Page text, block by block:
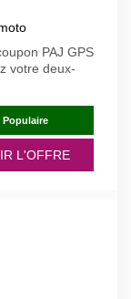
PAJ GPS
votre deux-
Populaire
L'OFFRE